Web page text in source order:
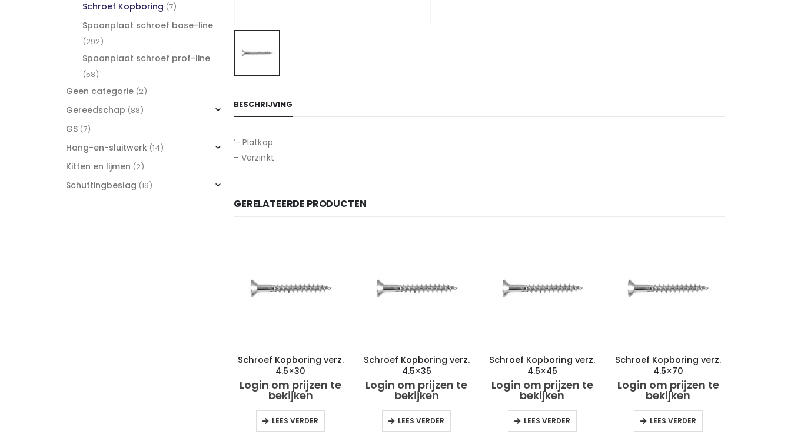
BESCHRIJVING
‘- Platkop
– Verzinkt
GERELATEERDE PRODUCTEN
Schroef Kopboring verz.
4.5×30
Login om prijzen te
bekijken
LEES VERDER
Schroef Kopboring verz.
4.5×35
Login om prijzen te
bekijken
LEES VERDER
Schroef Kopboring verz.
4.5×45
Login om prijzen te
bekijken
LEES VERDER
Schroef Kopboring verz.
4.5×70
Login om prijzen te
bekijken
LEES VERDER
Schroef Kopboring (7)
Spaanplaat schroef base-line
(292)
Spaanplaat schroef prof-line
(58)
Geen categorie (2)
Gereedschap (88)
GS (7)
Hang-en-sluitwerk (14)
Kitten en lijmen (2)
Schuttingbeslag (19)